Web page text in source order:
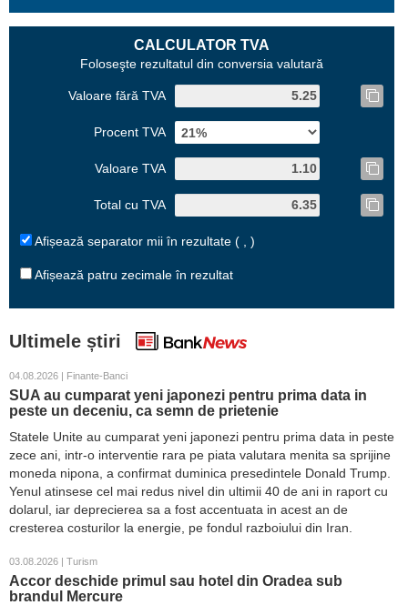
CALCULATOR TVA
Foloseşte rezultatul din conversia valutară
Valoare fără TVA
Procent TVA
Valoare TVA
Total cu TVA
Afișează separator mii în rezultate ( , )
Afișează patru zecimale în rezultat
Ultimele știri
04.08.2026 | Finante-Banci
SUA au cumparat yeni japonezi pentru prima data in
peste un deceniu, ca semn de prietenie
Statele Unite au cumparat yeni japonezi pentru prima data in peste
zece ani, intr-o interventie rara pe piata valutara menita sa sprijine
moneda nipona, a confirmat duminica presedintele Donald Trump.
Yenul atinsese cel mai redus nivel din ultimii 40 de ani in raport cu
dolarul, iar deprecierea sa a fost accentuata in acest an de
cresterea costurilor la energie, pe fondul razboiului din Iran.
03.08.2026 | Turism
Accor deschide primul sau hotel din Oradea sub
brandul Mercure